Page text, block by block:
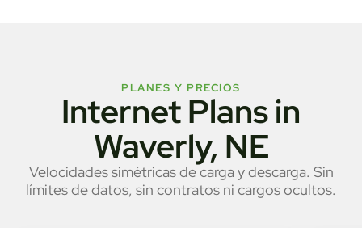
PLANES Y PRECIOS
Internet Plans in
Waverly, NE
Velocidades simétricas de carga y descarga. Sin
límites de datos, sin contratos ni cargos ocultos.